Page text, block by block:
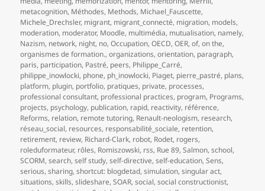
metacognition, Méthodes, Methods, Michael_Fauscette,
Michele_Drechsler, migrant, migrant_connecté, migration, models,
moderation, moderator, Moodle, multimédia, mutualisation, namely,
Nazism, network, night, no,Occupation,OECD,OER,of,on the,
organismes de formation.,organizations,orientation, paragraph,
paris, participation, Pastré, peers, Philippe_Carré,
philippe_inowlocki, phone, ph_inowlocki, Piaget, pierre_pastré, plans,
platform, plugin, portfolio, pratiques, private, processes,
professional consultant, professional practices, program, Programs,
projects, psychology, publication, rapid, reactivity, référence,
Reforms, relation, remote tutoring, Renault-neologism, research,
réseau_social, resources, responsabilité_sociale, retention,
retirement, review, Richard-Clark, robot, Rodet, rogers,
roleduformateur, rôles, Romiszowski, rss, Rue 89,Salmon,school,
SCORM,search,self study,self-directive,self-education,Sens,
serious,sharing,shortcut: blogdetad,simulation,singular act,
situations,skills,slideshare,SOAR,social,social constructionist,